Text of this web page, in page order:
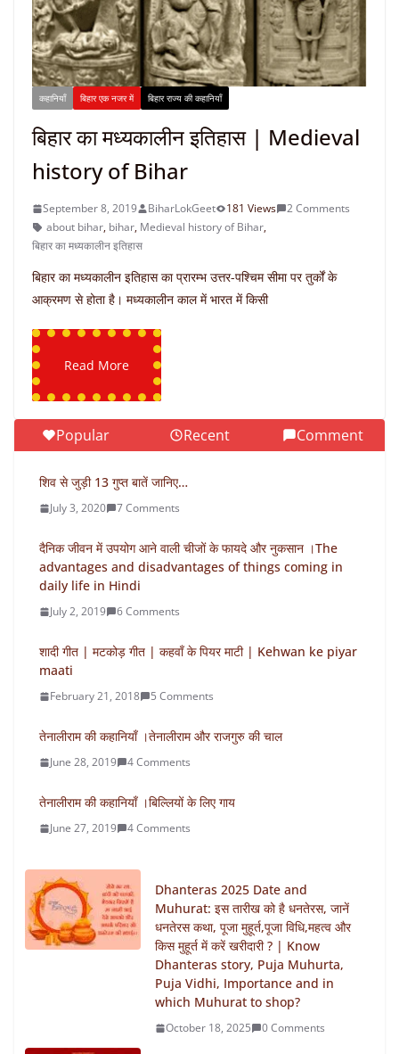
कहानियाँ बिहार एक नजर में बिहार राज्य की कहानियाँ
बिहार का मध्यकालीन इतिहास | Medieval
history of Bihar
September 8, 2019 BiharLokGeet 181 Views
2 Comments
about bihar, bihar, Medieval history of Bihar,
बिहार का मध्यकालीन इतिहास
बिहार का मध्यकालीन इतिहास का प्रारम्भ उत्तर-पश्‍चिम सीमा पर तुर्कों के
आक्रमण से होता है। मध्यकालीन काल में भारत में किसी
Read More
Popular Recent Comment
शिव से जुड़ी 13 गुप्त बातें जानिए…
July 3, 2020 7 Comments
दैनिक जीवन में उपयोग आने वाली चीजों के फायदे और नुकसान ।The
advantages and disadvantages of things coming in
daily life in Hindi
July 2, 2019 6 Comments
शादी गीत | मटकोड़ गीत | कहवाँ के पियर माटी | Kehwan ke piyar
maati
February 21, 2018 5 Comments
तेनालीराम की कहानियाँ ।तेनालीराम और राजगुरु की चाल
June 28, 2019 4 Comments
तेनालीराम की कहानियाँ ।बिल्लियों के लिए गाय
June 27, 2019 4 Comments
Dhanteras 2025 Date and
Muhurat: इस तारीख को है धनतेरस, जानें
धनतेरस कथा, पूजा मुहूर्त,पूजा विधि,महत्व और
किस मुहूर्त में करें खरीदारी ? | Know
Dhanteras story, Puja Muhurta,
Puja Vidhi, Importance and in
which Muhurat to shop?
October 18, 2025 0 Comments